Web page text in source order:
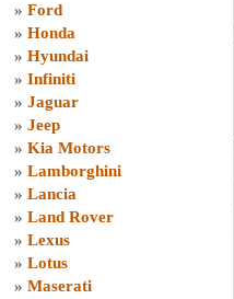
» Ford
» Honda
» Hyundai
» Infiniti
» Jaguar
» Jeep
» Kia Motors
» Lamborghini
» Lancia
» Land Rover
» Lexus
» Lotus
» Maserati